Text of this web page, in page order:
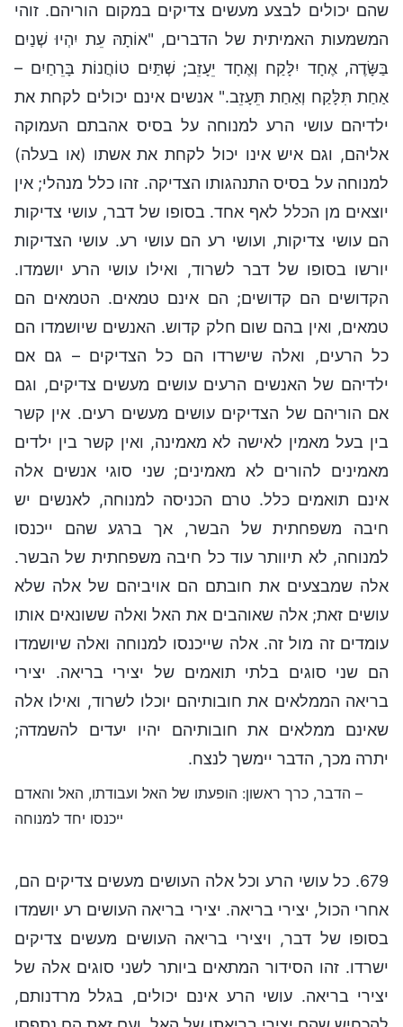
שהם יכולים לבצע מעשים צדיקים במקום הוריהם. זוהי
המשמעות האמיתית של הדברים, "אוֹתָהּ עֵת יִהְיוּ שְׁנַיִם
בַּשָּׂדֶה, אֶחָד יִלָּקַח וְאֶחָד יֵעָזֵב; שְׁתַּיִם טוֹחֲנוֹת בָּרֵחַיִם –
אַחַת תִּלָּקַח וְאַחַת תֵּעָזֵב." אנשים אינם יכולים לקחת את
ילדיהם עושי הרע למנוחה על בסיס אהבתם העמוקה
אליהם, וגם איש אינו יכול לקחת את אשתו (או בעלה)
למנוחה על בסיס התנהגותו הצדיקה. זהו כלל מנהלי; אין
יוצאים מן הכלל לאף אחד. בסופו של דבר, עושי צדיקות
הם עושי צדיקות, ועושי רע הם עושי רע. עושי הצדיקות
יורשו בסופו של דבר לשרוד, ואילו עושי הרע יושמדו.
הקדושים הם קדושים; הם אינם טמאים. הטמאים הם
טמאים, ואין בהם שום חלק קדוש. האנשים שיושמדו הם
כל הרעים, ואלה שישרדו הם כל הצדיקים – גם אם
ילדיהם של האנשים הרעים עושים מעשים צדיקים, וגם
אם הוריהם של הצדיקים עושים מעשים רעים. אין קשר
בין בעל מאמין לאישה לא מאמינה, ואין קשר בין ילדים
מאמינים להורים לא מאמינים; שני סוגי אנשים אלה
אינם תואמים כלל. טרם הכניסה למנוחה, לאנשים יש
חיבה משפחתית של הבשר, אך ברגע שהם ייכנסו
למנוחה, לא תיוותר עוד כל חיבה משפחתית של הבשר.
אלה שמבצעים את חובתם הם אויביהם של אלה שלא
עושים זאת; אלה שאוהבים את האל ואלה ששונאים אותו
עומדים זה מול זה. אלה שייכנסו למנוחה ואלה שיושמדו
הם שני סוגים בלתי תואמים של יצירי בריאה. יצירי
בריאה הממלאים את חובותיהם יוכלו לשרוד, ואילו אלה
שאינם ממלאים את חובותיהם יהיו יעדים להשמדה;
יתרה מכך, הדבר יימשך לנצח.
– הדבר, כרך ראשון: הופעתו של האל ועבודתו, האל והאדם
ייכנסו יחד למנוחה
679. כל עושי הרע וכל אלה העושים מעשים צדיקים הם,
אחרי הכול, יצירי בריאה. יצירי בריאה העושים רע יושמדו
בסופו של דבר, ויצירי בריאה העושים מעשים צדיקים
ישרדו. זהו הסידור המתאים ביותר לשני סוגים אלה של
יצירי בריאה. עושי הרע אינם יכולים, בגלל מרדנותם,